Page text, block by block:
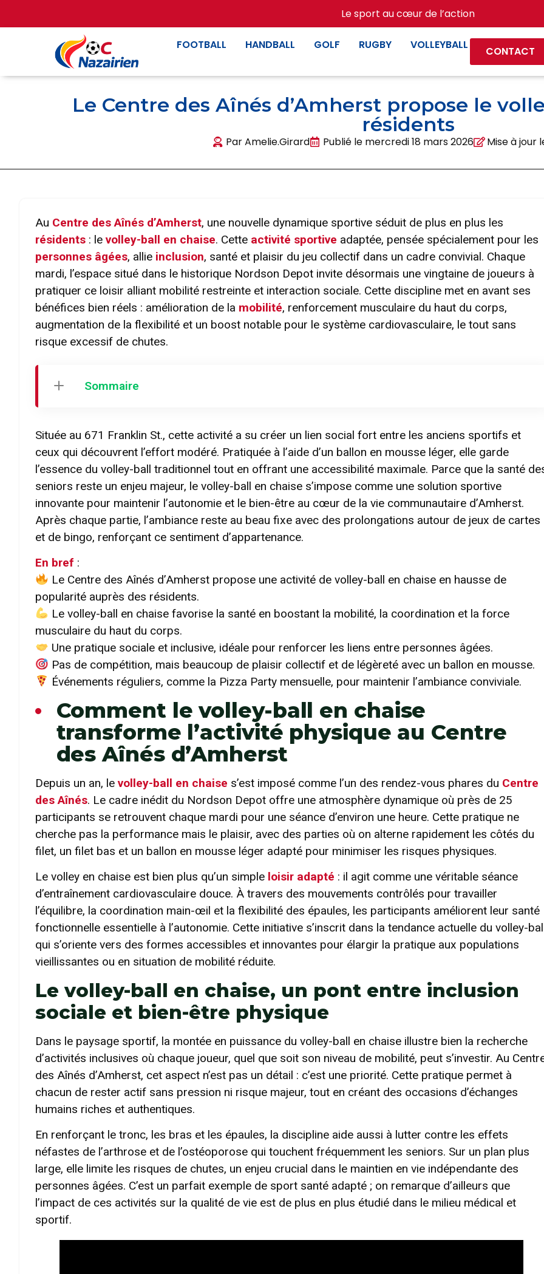
Le sport au cœur de l’action
FOOTBALL HANDBALL GOLF RUGBY VOLLEYBALL CONTACT
Le Centre des Aînés d’Amherst propose le
résidents
ParAmelie.Girard Publié le mercredi 18 mars 2026 Mise à jour
Au Centre des Aînés d’Amherst, une nouvelle dynamique sportive séduit de plus en plus les
résidents : levolley-ball en chaise. Cette activité sportive adaptée, pensée spécialement pour les
personnes âgées, allie inclusion, santé et plaisir du jeu collectif dans un cadre convivial. Chaque
mardi, l’espace situé dans le historique Nordson Depot invite désormais une vingtaine de joueurs à
pratiquer ce loisir alliant mobilité restreinte et interaction sociale. Cette discipline met en avant ses
bénéfices bien réels : amélioration de la mobilité, renforcement musculaire du haut du corps,
augmentation de la flexibilité et un boost notable pour le système cardiovasculaire, le tout sans
risque excessif de chutes.
Sommaire
Située au 671 Franklin St., cette activité a su créer un lien social fort entre les anciens sportifs et
ceux qui découvrent l’effort modéré. Pratiquée à l’aide d’un ballon en mousse léger, elle garde
l’essence du volley-ball traditionnel tout en offrant une accessibilité maximale. Parce que la santé
seniors reste un enjeu majeur, le volley-ball en chaise s’impose comme une solution sportive
innovante pour maintenir l’autonomie et le bien-être au cœur de la vie communautaire d’Amherst.
Après chaque partie, l’ambiance reste au beau fixe avec des prolongations autour de jeux de cartes
et de bingo, renforçant ce sentiment d’appartenance.
En bref :
Le Centre des Aînés d’Amherst propose une activité de volley-ball en chaise en hausse de
popularité auprès des résidents.
Le volley-ball en chaise favorise la santé en boostant la mobilité, la coordination et la force
musculaire du haut du corps.
Une pratique sociale et inclusive, idéale pour renforcer les liens entre personnes âgées.
Pas de compétition, mais beaucoup de plaisir collectif et de légèreté avec un ballon en mousse.
Événements réguliers, comme la Pizza Party mensuelle, pour maintenir l’ambiance conviviale.
Comment le volley-ball en chaise
transforme l’activité physique au Centre
des Aînés d’Amherst
Depuis un an, levolley-ball en chaise s’est imposé comme l’un des rendez-vous phares du Centre
des Aînés. Le cadre inédit du Nordson Depot offre une atmosphère dynamique où près de 25
participants se retrouvent chaque mardi pour une séance d’environ une heure. Cette pratique ne
cherche pas la performance mais le plaisir, avec des parties où on alterne rapidement les côtés du
filet, un filet bas et un ballon en mousse léger adapté pour minimiser les risques physiques.
Le volley en chaise est bien plus qu’un simple loisir adapté : il agit comme une véritable séance
d’entraînement cardiovasculaire douce. À travers des mouvements contrôlés pour travailler
l’équilibre, la coordination main-œil et la flexibilité des épaules, les participants améliorent leur santé
fonctionnelle essentielle à l’autonomie. Cette initiative s’inscrit dans la tendance actuelle du volley-
qui s’oriente vers des formes accessibles et innovantes pour élargir la pratique aux populations
vieillissantes ou en situation de mobilité réduite.
Le volley-ball en chaise, un pont entre inclusion
sociale et bien-être physique
Dans le paysage sportif, la montée en puissance du volley-ball en chaise illustre bien la recherche
d’activités inclusives où chaque joueur, quel que soit son niveau de mobilité, peut s’investir. Au
des Aînés d’Amherst, cet aspect n’est pas un détail : c’est une priorité. Cette pratique permet à
chacun de rester actif sans pression ni risque majeur, tout en créant des occasions d’échanges
humains riches et authentiques.
En renforçant le tronc, les bras et les épaules, la discipline aide aussi à lutter contre les effets
néfastes de l’arthrose et de l’ostéoporose qui touchent fréquemment les seniors. Sur un plan plus
large, elle limite les risques de chutes, un enjeu crucial dans le maintien en vie indépendante des
personnes âgées. C’est un parfait exemple de sport santé adapté ; on remarque d’ailleurs que
l’impact de ces activités sur la qualité de vie est de plus en plus étudié dans le milieu médical et
sportif.